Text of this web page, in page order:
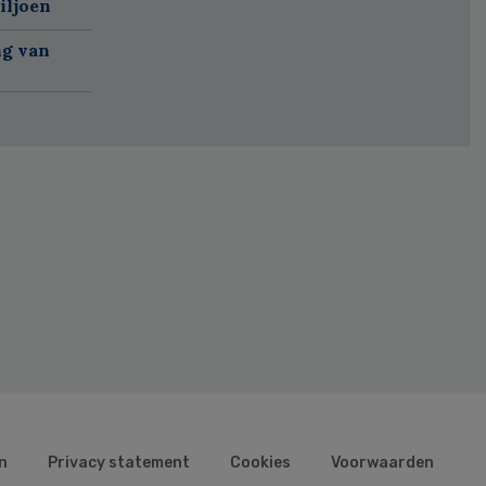
van
Privacy statement Cookies Voorwaarden